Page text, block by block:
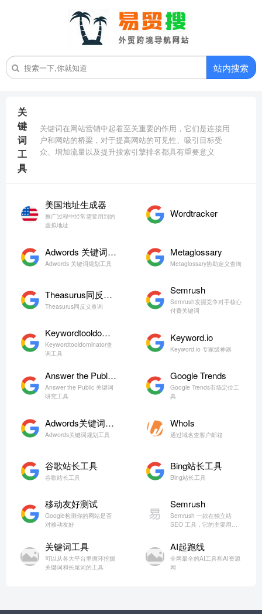
站内搜索
关
键
词
工
具
关键词在网站营销中起着至关重要的作用，它们是连接用
户和网站的桥梁，对于提高网站的可见性、吸引目标受
众、增加流量以及提升搜索引擎排名都具有重要意义
美国地址生成器
推广过程中经常需要用到的
虚拟地址
Wordtracker
Adwords 关键词规划工具
Adwords 关键词规划工具
Metaglossary
Metaglossary协助定义查询
Theasurus同反义查询
Theasurus同反义查询
Semrush
Semrush发掘竞争对手核心
付费关键词
Keywordtooldominator
Keywordtooldominator查
询工具
Keyword.io
Keyword.io 专家级神器
Answer the Public 关键词研究工具
Answer the Public 关键词
研究工具
Google Trends
Google Trends市场定位工
具
Adwords关键词规划工具
Adwords关键词规划工具
WhoIs
通过域名查客户邮箱
谷歌站长工具
谷歌站长工具
Bing站长工具
Bing站长工具
移动友好测试
Google检测你的网站是否
对移动友好
Semrush
Semrush 一款在独立站
SEO 工具，它的主要用于
调研，关键字排名数据研
究。和 Ahrefs 一样，基础
的关键字难度，搜索量，
CPC 成本，竞争对手的
关键词工具
可以从各大平台里循环挖掘
关键词和长尾词的工具
AI起跑线
全网最全的AI工具和AI资源
网